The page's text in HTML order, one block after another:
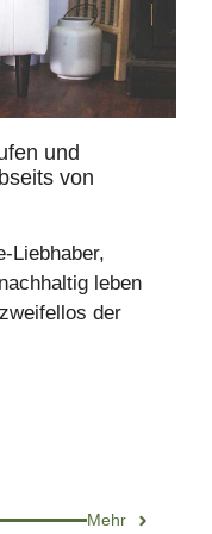
und
von
Liebhaber,
leben
der
Mehr